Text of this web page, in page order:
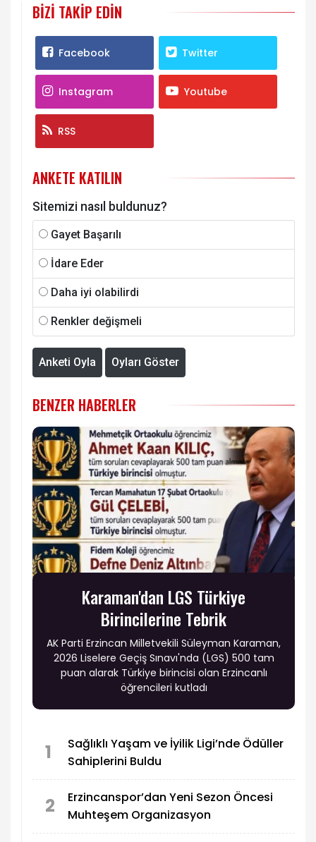
BIZI TAKIP EDIN
Facebook Twitter
Instagram Youtube
RSS
ANKETE KATILIN
Sitemizi nasıl buldunuz?
Gayet Başarılı
İdare Eder
Daha iyi olabilirdi
Renkler değişmeli
Anketi Oyla Oyları Göster
BENZER HABERLER
Karaman'dan LGS Türkiye
Birincilerine Tebrik
AK Parti Erzincan Milletvekili Süleyman Karaman,
2026 Liselere Geçiş Sınavı'nda (LGS) 500 tam
puan alarak Türkiye birincisi olan Erzincanlı
öğrencileri kutladı
1
Sağlıklı Yaşam ve İyilik Ligi’nde Ödüller
Sahiplerini Buldu
2
Erzincanspor’dan Yeni Sezon Öncesi
Muhteşem Organizasyon